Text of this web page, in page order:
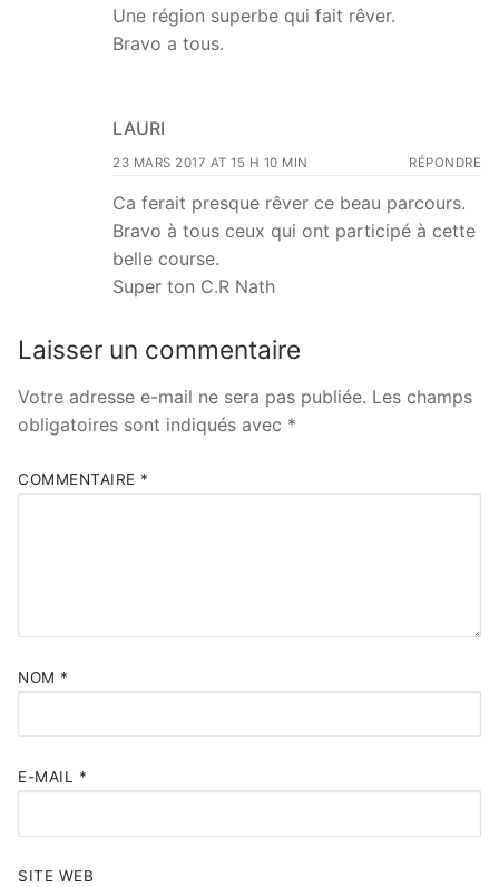
Une région superbe qui fait rêver.
Bravo a tous.
LAURI
23 MARS 2017 AT 15 H 10 MIN RÉPONDRE
Ca ferait presque rêver ce beau parcours.
Bravo à tous ceux qui ont participé à cette
belle course.
Super ton C.R Nath
Laisser un commentaire
Votre adresse e-mail ne sera pas publiée. Les champs
obligatoires sont indiqués avec *
COMMENTAIRE *
NOM *
E-MAIL *
SITE WEB